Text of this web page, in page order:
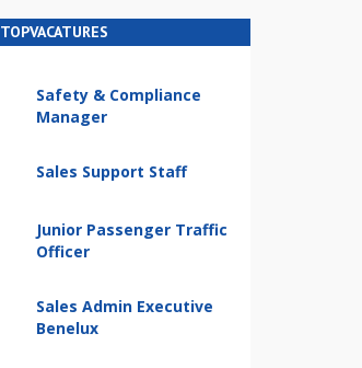
TOPVACATURES
Safety & Compliance
Manager
Sales Support Staff
Junior Passenger Traffic
Officer
Sales Admin Executive
Benelux